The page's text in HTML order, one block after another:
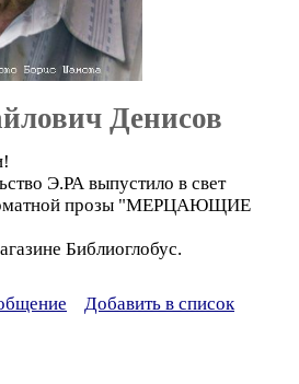
Денисов
Э.РА выпустило в свет
прозы "МЕРЦАЮЩИЕ
Библиоглобус.
Добавить в список